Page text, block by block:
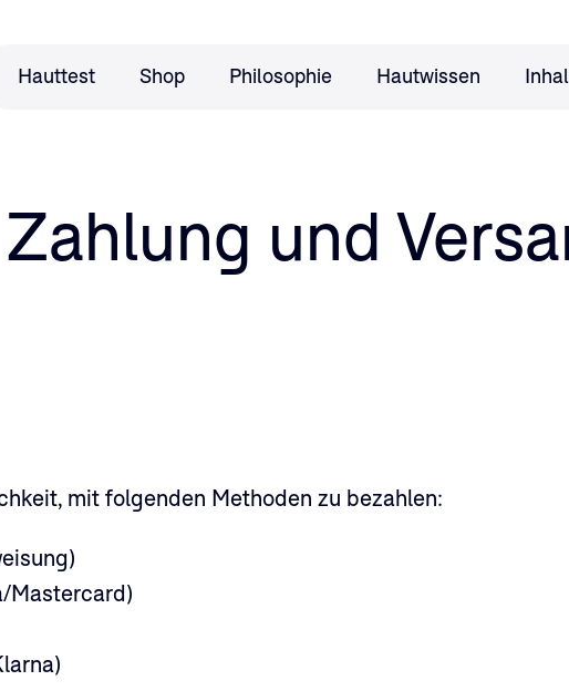
Hauttest Shop Philosophie Hautwissen
Zahlung und
mit folgenden Methoden zu bezahlen:
Mastercard)